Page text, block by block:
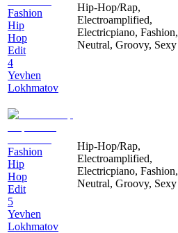
Fashion
Hip
Hop
Edit
4
Yevhen
Lokhmatov
Hip-Hop/Rap,
Electroamplified,
Electricpiano, Fashion,
Neutral, Groovy, Sexy
Fashion
Hip
Hop
Edit
5
Yevhen
Lokhmatov
Hip-Hop/Rap,
Electroamplified,
Electricpiano, Fashion,
Neutral, Groovy, Sexy